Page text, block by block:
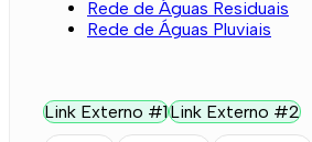
Rede de Águas Residuais
Rede de Águas Pluviais
Link Externo #1Link Externo #2